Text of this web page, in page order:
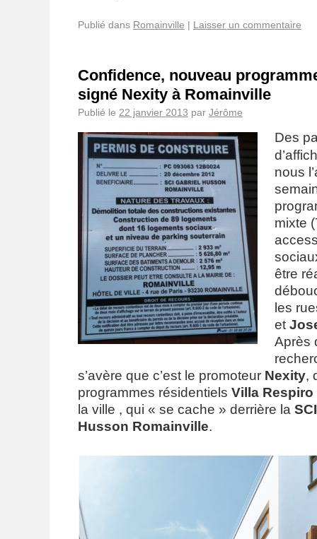
Publié dans Romainville | Laisser un commentaire
Confidence, nouveau
signé Nexity à Romainville
Publié le 22 janvier 2013 par Jérôme
Des
nous
mixte
être
les
et
Après
s’avère que c’est le promoteur Nexity,
programmes résidentiels Villa Respiro
la ville , qui « se cache » derrière la
Husson Romainville.